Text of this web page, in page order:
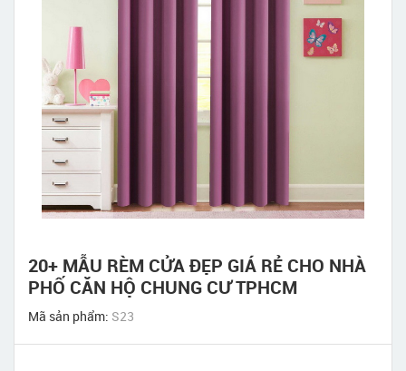
20+ MẪU RÈM CỬA ĐẸP GIÁ RẺ CHO NHÀ
PHỐ CĂN HỘ CHUNG CƯ TPHCM
Mã sản phẩm: S23